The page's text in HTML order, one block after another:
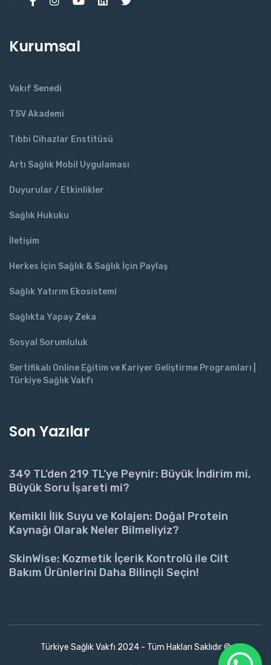
Kurumsal
Vakıf Senedi
TSV Akademi
Tıbbi Cihazlar Enstitüsü
Artı Sağlık Mobil Uygulaması
Duyurular / Etkinlikler
Sağlık Hukuku
İletişim
Herkes İçin Sağlık & Sağlık İçin Paylaş
Sağlık Yatırım Ekosistemi
Sağlıkta Yapay Zeka
Sosyal Sorumluluk
Sertifikalı Online Eğitim ve Kariyer Geliştirme Programları |
Türkiye Sağlık Vakfı
Son Yazılar
349 TL’den 219 TL’ye Peynir: Büyük İndirim mi,
Büyük Soru İşareti mi?
Kemikli İlik Suyu ve Kolajen: Doğal Protein
Kaynağı Olarak Neler Bilmeliyiz?
SkinWise: Kozmetik İçerik Kontrolü ile Cilt
Bakım Ürünlerini Daha Bilinçli Seçin!
Türkiye Sağlık Vakfı 2024 - Tüm Hakları Saklıdır ©